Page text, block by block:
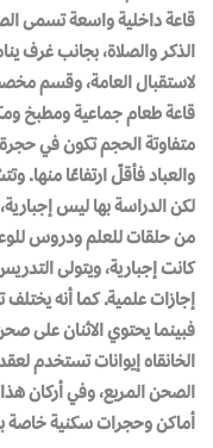
قاعة داخلية واسعة تسمى
الذكر والصلاة، بجانب غرف
لاستقبال العامة، وقسم
قاعة طعام جماعية ومطبخ
متفاوتة الحجم تكون في
والعباد فأقلّ ارتفاعًا منها.
لكن الدراسة بها ليس
من حلقات للعلم ودروس
كانت إجبارية، ويتولى
إجازات علمية. كما أنه يختلف
فبينما يحتوي الاثنان على
الخانقاه إيوانات تستخدم
الصحن المربع، وفي أركان
أماكن وحجرات سكنية خاصة